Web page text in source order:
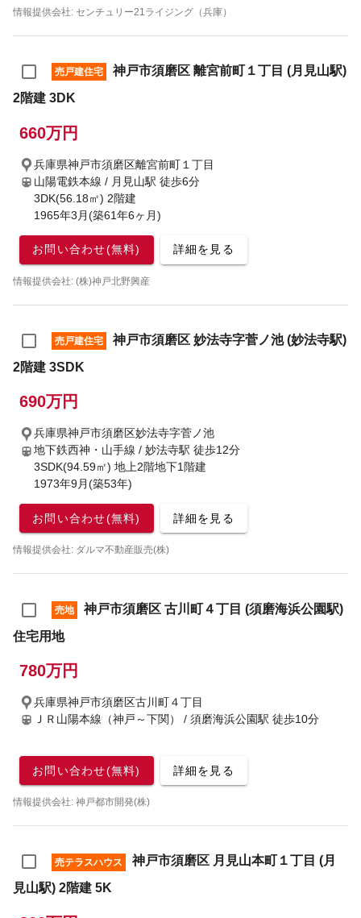
情報提供会社: センチュリー21ライジング（兵庫）
売戸建住宅
神戸市須磨区 離宮前町１丁目 (月見山駅)
2階建 3DK
660万円
兵庫県神戸市須磨区離宮前町１丁目
山陽電鉄本線 / 月見山駅 徒歩6分
3DK(56.18㎡) 2階建
1965年3月(築61年6ヶ月)
お問い合わせ(無料) 詳細を見る
情報提供会社: (株)神戸北野興産
売戸建住宅
神戸市須磨区 妙法寺字菅ノ池 (妙法寺駅)
2階建 3SDK
690万円
兵庫県神戸市須磨区妙法寺字菅ノ池
地下鉄西神・山手線 / 妙法寺駅 徒歩12分
3SDK(94.59㎡) 地上2階地下1階建
1973年9月(築53年)
お問い合わせ(無料) 詳細を見る
情報提供会社: ダルマ不動産販売(株)
売地
神戸市須磨区 古川町４丁目 (須磨海浜公園駅)
住宅用地
780万円
兵庫県神戸市須磨区古川町４丁目
ＪＲ山陽本線（神戸～下関） / 須磨海浜公園駅 徒歩10分
お問い合わせ(無料) 詳細を見る
情報提供会社: 神戸都市開発(株)
売テラスハウス
神戸市須磨区 月見山本町１丁目 (月
見山駅) 2階建 5K